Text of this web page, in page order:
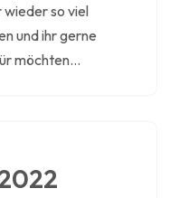
wieder so viel
und ihr gerne
möchten…